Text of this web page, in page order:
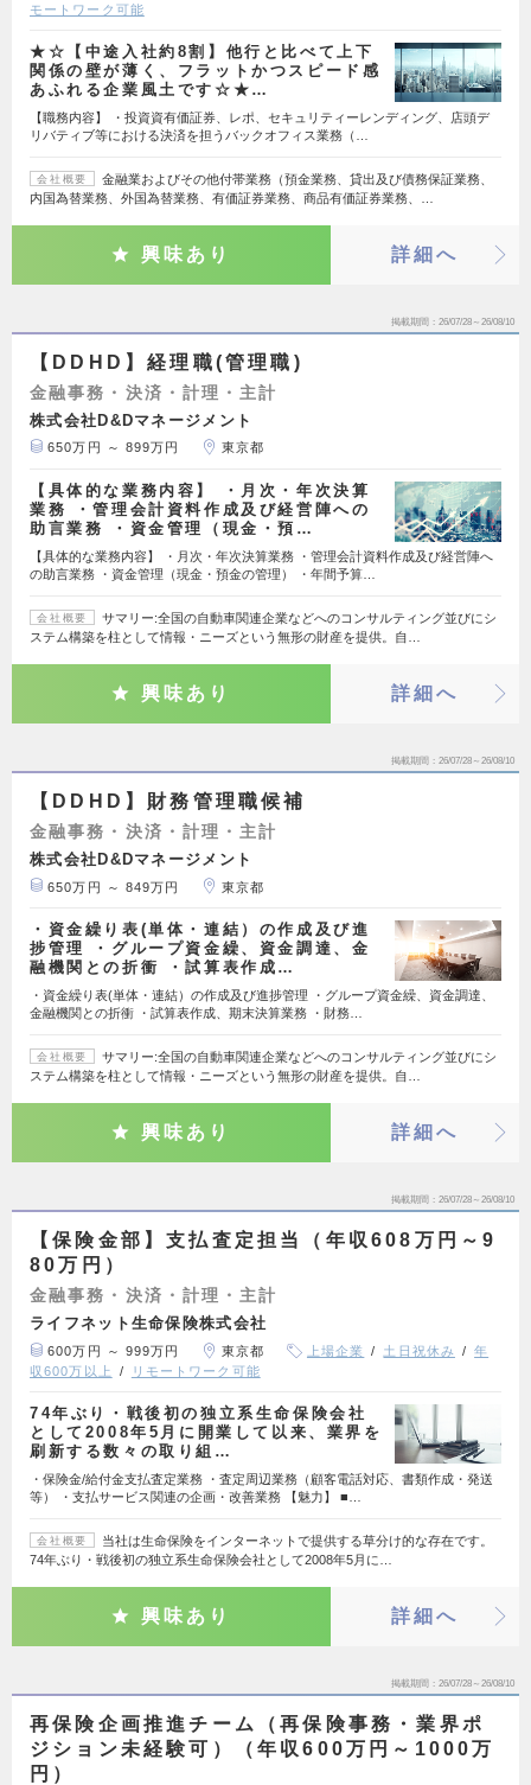
モートワーク可能
★☆【中途入社約8割】他行と比べて上下
関係の壁が薄く、フラットかつスピード感
あふれる企業風土です☆★…
【職務内容】 ・投資資有価証券、レポ、セキュリティーレンディング、店頭デ
リバティブ等における決済を担うバックオフィス業務（…
会社概要
金融業およびその他付帯業務（預金業務、貸出及び債務保証業務、
内国為替業務、外国為替業務、有価証券業務、商品有価証券業務、…
興味あり 詳細へ
掲載期間 26/07/28～26/08/10
【DDHD】経理職(管理職)
金融事務・決済・計理・主計
株式会社D&Dマネージメント
650万円 ～ 899万円 東京都
【具体的な業務内容】 ・月次・年次決算
業務 ・管理会計資料作成及び経営陣への
助言業務 ・資金管理（現金・預…
【具体的な業務内容】 ・月次・年次決算業務 ・管理会計資料作成及び経営陣へ
の助言業務 ・資金管理（現金・預金の管理） ・年間予算…
会社概要
サマリー:全国の自動車関連企業などへのコンサルティング並びにシ
ステム構築を柱として情報・ニーズという無形の財産を提供。自…
興味あり 詳細へ
掲載期間 26/07/28～26/08/10
【DDHD】財務管理職候補
金融事務・決済・計理・主計
株式会社D&Dマネージメント
650万円 ～ 849万円 東京都
・資金繰り表(単体・連結）の作成及び進
捗管理 ・グループ資金繰、資金調達、金
融機関との折衝 ・試算表作成…
・資金繰り表(単体・連結）の作成及び進捗管理 ・グループ資金繰、資金調達、
金融機関との折衝 ・試算表作成、期末決算業務 ・財務…
会社概要
サマリー:全国の自動車関連企業などへのコンサルティング並びにシ
ステム構築を柱として情報・ニーズという無形の財産を提供。自…
興味あり 詳細へ
掲載期間 26/07/28～26/08/10
【保険金部】支払査定担当（年収608万円～9
80万円）
金融事務・決済・計理・主計
ライフネット生命保険株式会社
600万円 ～ 999万円 東京都 上場企業 土日祝休み
年
収600万以上
リモートワーク可能
74年ぶり・戦後初の独立系生命保険会社
として2008年5月に開業して以来、業界を
刷新する数々の取り組…
・保険金/給付金支払査定業務 ・査定周辺業務（顧客電話対応、書類作成・発送
等） ・支払サービス関連の企画・改善業務 【魅力】 ■…
会社概要
当社は生命保険をインターネットで提供する草分け的な存在です。
74年ぶり・戦後初の独立系生命保険会社として2008年5月に…
興味あり 詳細へ
掲載期間 26/07/28～26/08/10
再保険企画推進チーム（再保険事務・業界ポ
ジション未経験可）（年収600万円～1000万
円）